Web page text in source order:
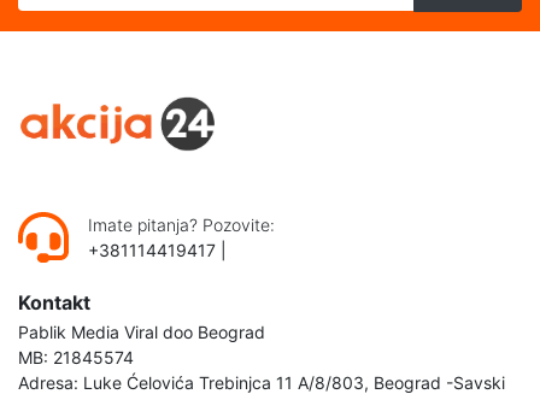
Imate pitanja? Pozovite:
+381114419417
Kontakt
Pablik Media Viral doo Beograd
MB: 21845574
Adresa: Luke Ćelovića Trebinjca 11 A/8/803, Beograd -Savski